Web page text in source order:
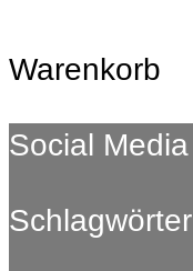
Warenkorb
Social Media
Schlagwörter